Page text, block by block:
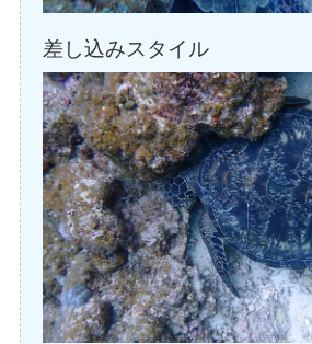
差し込みスタイル